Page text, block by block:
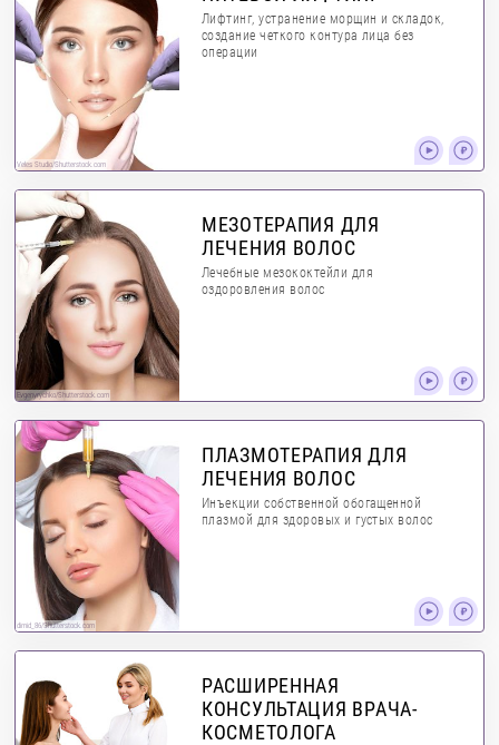
Veles Studio/Shutterstock.com
Лифтинг, устранение морщин и складок,
создание четкого контура лица без
операции
Evgenyrychko/Shutterstock.com
МЕЗОТЕРАПИЯ ДЛЯ
ЛЕЧЕНИЯ ВОЛОС
Лечебные мезококтейли для
оздоровления волос
dimid_86/Shutterstock.com
ПЛАЗМОТЕРАПИЯ ДЛЯ
ЛЕЧЕНИЯ ВОЛОС
Инъекции собственной обогащенной
плазмой для здоровых и густых волос
РАСШИРЕННАЯ
КОНСУЛЬТАЦИЯ ВРАЧА-
КОСМЕТОЛОГА